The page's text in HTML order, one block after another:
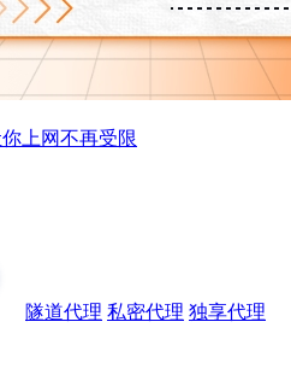
上网不再受限
隧道代理 私密代理 独享代理